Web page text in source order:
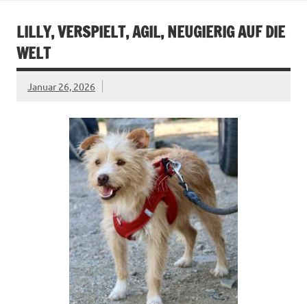
LILLY, VERSPIELT, AGIL, NEUGIERIG AUF DIE
WELT
Januar 26, 2026